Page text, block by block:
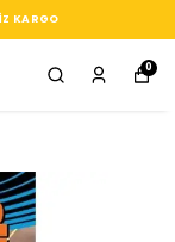
DAIR KÜÇÜK BIR IMZA
0